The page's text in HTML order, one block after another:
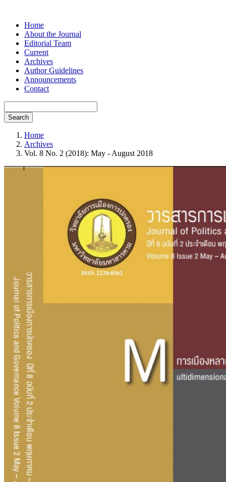
Home
About the Journal
Editorial Team
Current
Archives
Author Guidelines
Announcements
Contact
Search
Home
Archives
Vol. 8 No. 2 (2018): May - August 2018